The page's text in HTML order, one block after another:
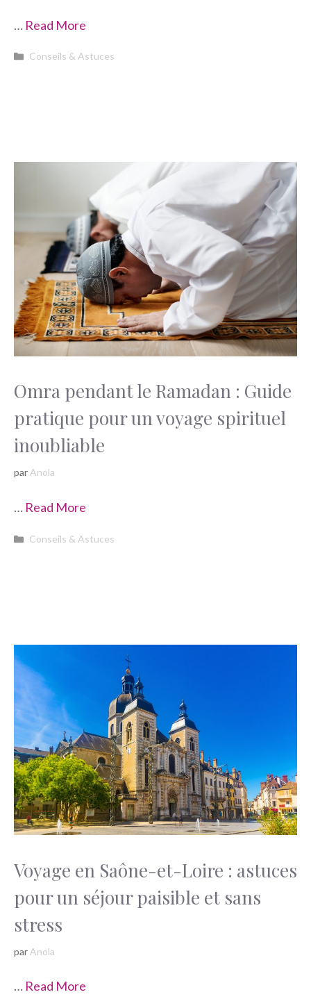
… Read More
Catégories
Conseils & Astuces
Omra pendant le Ramadan : Guide
pratique pour un voyage spirituel
inoubliable
par Anola
… Read More
Catégories
Conseils & Astuces
Voyage en Saône-et-Loire : astuces
pour un séjour paisible et sans
stress
par Anola
… Read More